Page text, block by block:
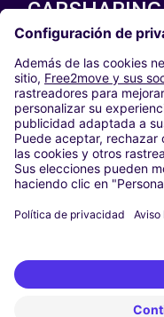
CARSHARING
NUESTRAS CIUDADES
Paris
Madrid
Washington DC
Milán
Roma
Turín
Viena
Berlín
Düsseldorf